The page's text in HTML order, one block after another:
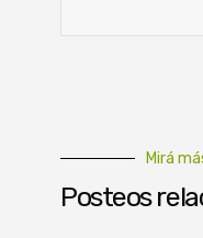
Mirá
Posteos